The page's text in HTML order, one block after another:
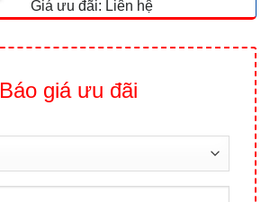
Báo giá ưu đãi
Giá ưu đãi: Liên hệ